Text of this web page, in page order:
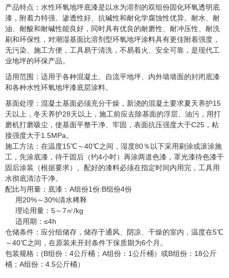
产品特点：水性环氧地坪底漆是以水为溶剂的双组份固化环氧透明底
漆，附着力特强、渗透性好、抗碱性和耐化学腐蚀性优异。耐水、耐
油、耐酸和耐碱性能良好，同时具有优良的耐磨性、耐冲压性、耐洗
刷和环保性，对潮湿基面比溶剂型环氧地坪涂料具有更佳附着强度，
无污染、施工方便，工具易于清洗，不易着火、安全可靠，是现代工
业地坪的环保产品。
适用范围：适用于各种混凝土、自流平地坪、内外墙墙面的封闭底漆
和各种水性环氧地坪漆底层涂料。
基面处理：混凝土基面必须充分干燥，新浇的混凝土要求夏天养护15
天以上，冬天养护28天以上，施工前应去除基面的浮层、油污，用打
磨机打磨吸尘，使基面平整干净、牢固，表面抗压强度大于C25，粘
接强度大于1.5MPa。
施工方法：在温度15℃～40℃之间，湿度80％以下采用刷涂或滚涂施
工，先涂底漆，待干固后（约4小时）再涂两道色漆，罩光漆待色漆干
固后涂装（根据要求）。配好的漆料必须在指定时间内用完，工具用
水彻底清洁干净。
配比与用量：底漆：A组份1份:B组份4份
用20%～30%清水稀释
理论用量：5～7㎡/kg
适用期：≤4h
仓储条件：应分组储存，储存于通风、阴凉、干燥的室内，温度在5℃
～40℃之间，在原装未开封条件下保质期为6个月。
包装规格：(B组份：4公斤桶；A组份：1公斤桶）或B组份：18公斤
桶；A组份：4.5公斤桶）